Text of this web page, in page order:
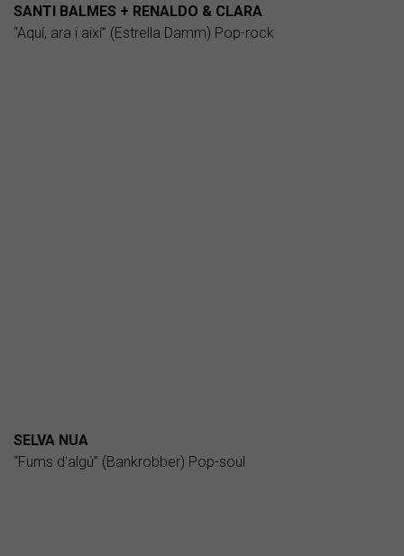
SANTI BALMES + RENALDO & CLARA
“Aquí, ara i així” (Estrella Damm) Pop-rock
SELVA NUA
“Fums d'algú” (Bankrobber) Pop-soul